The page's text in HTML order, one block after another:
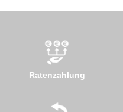
Ratenzahlung